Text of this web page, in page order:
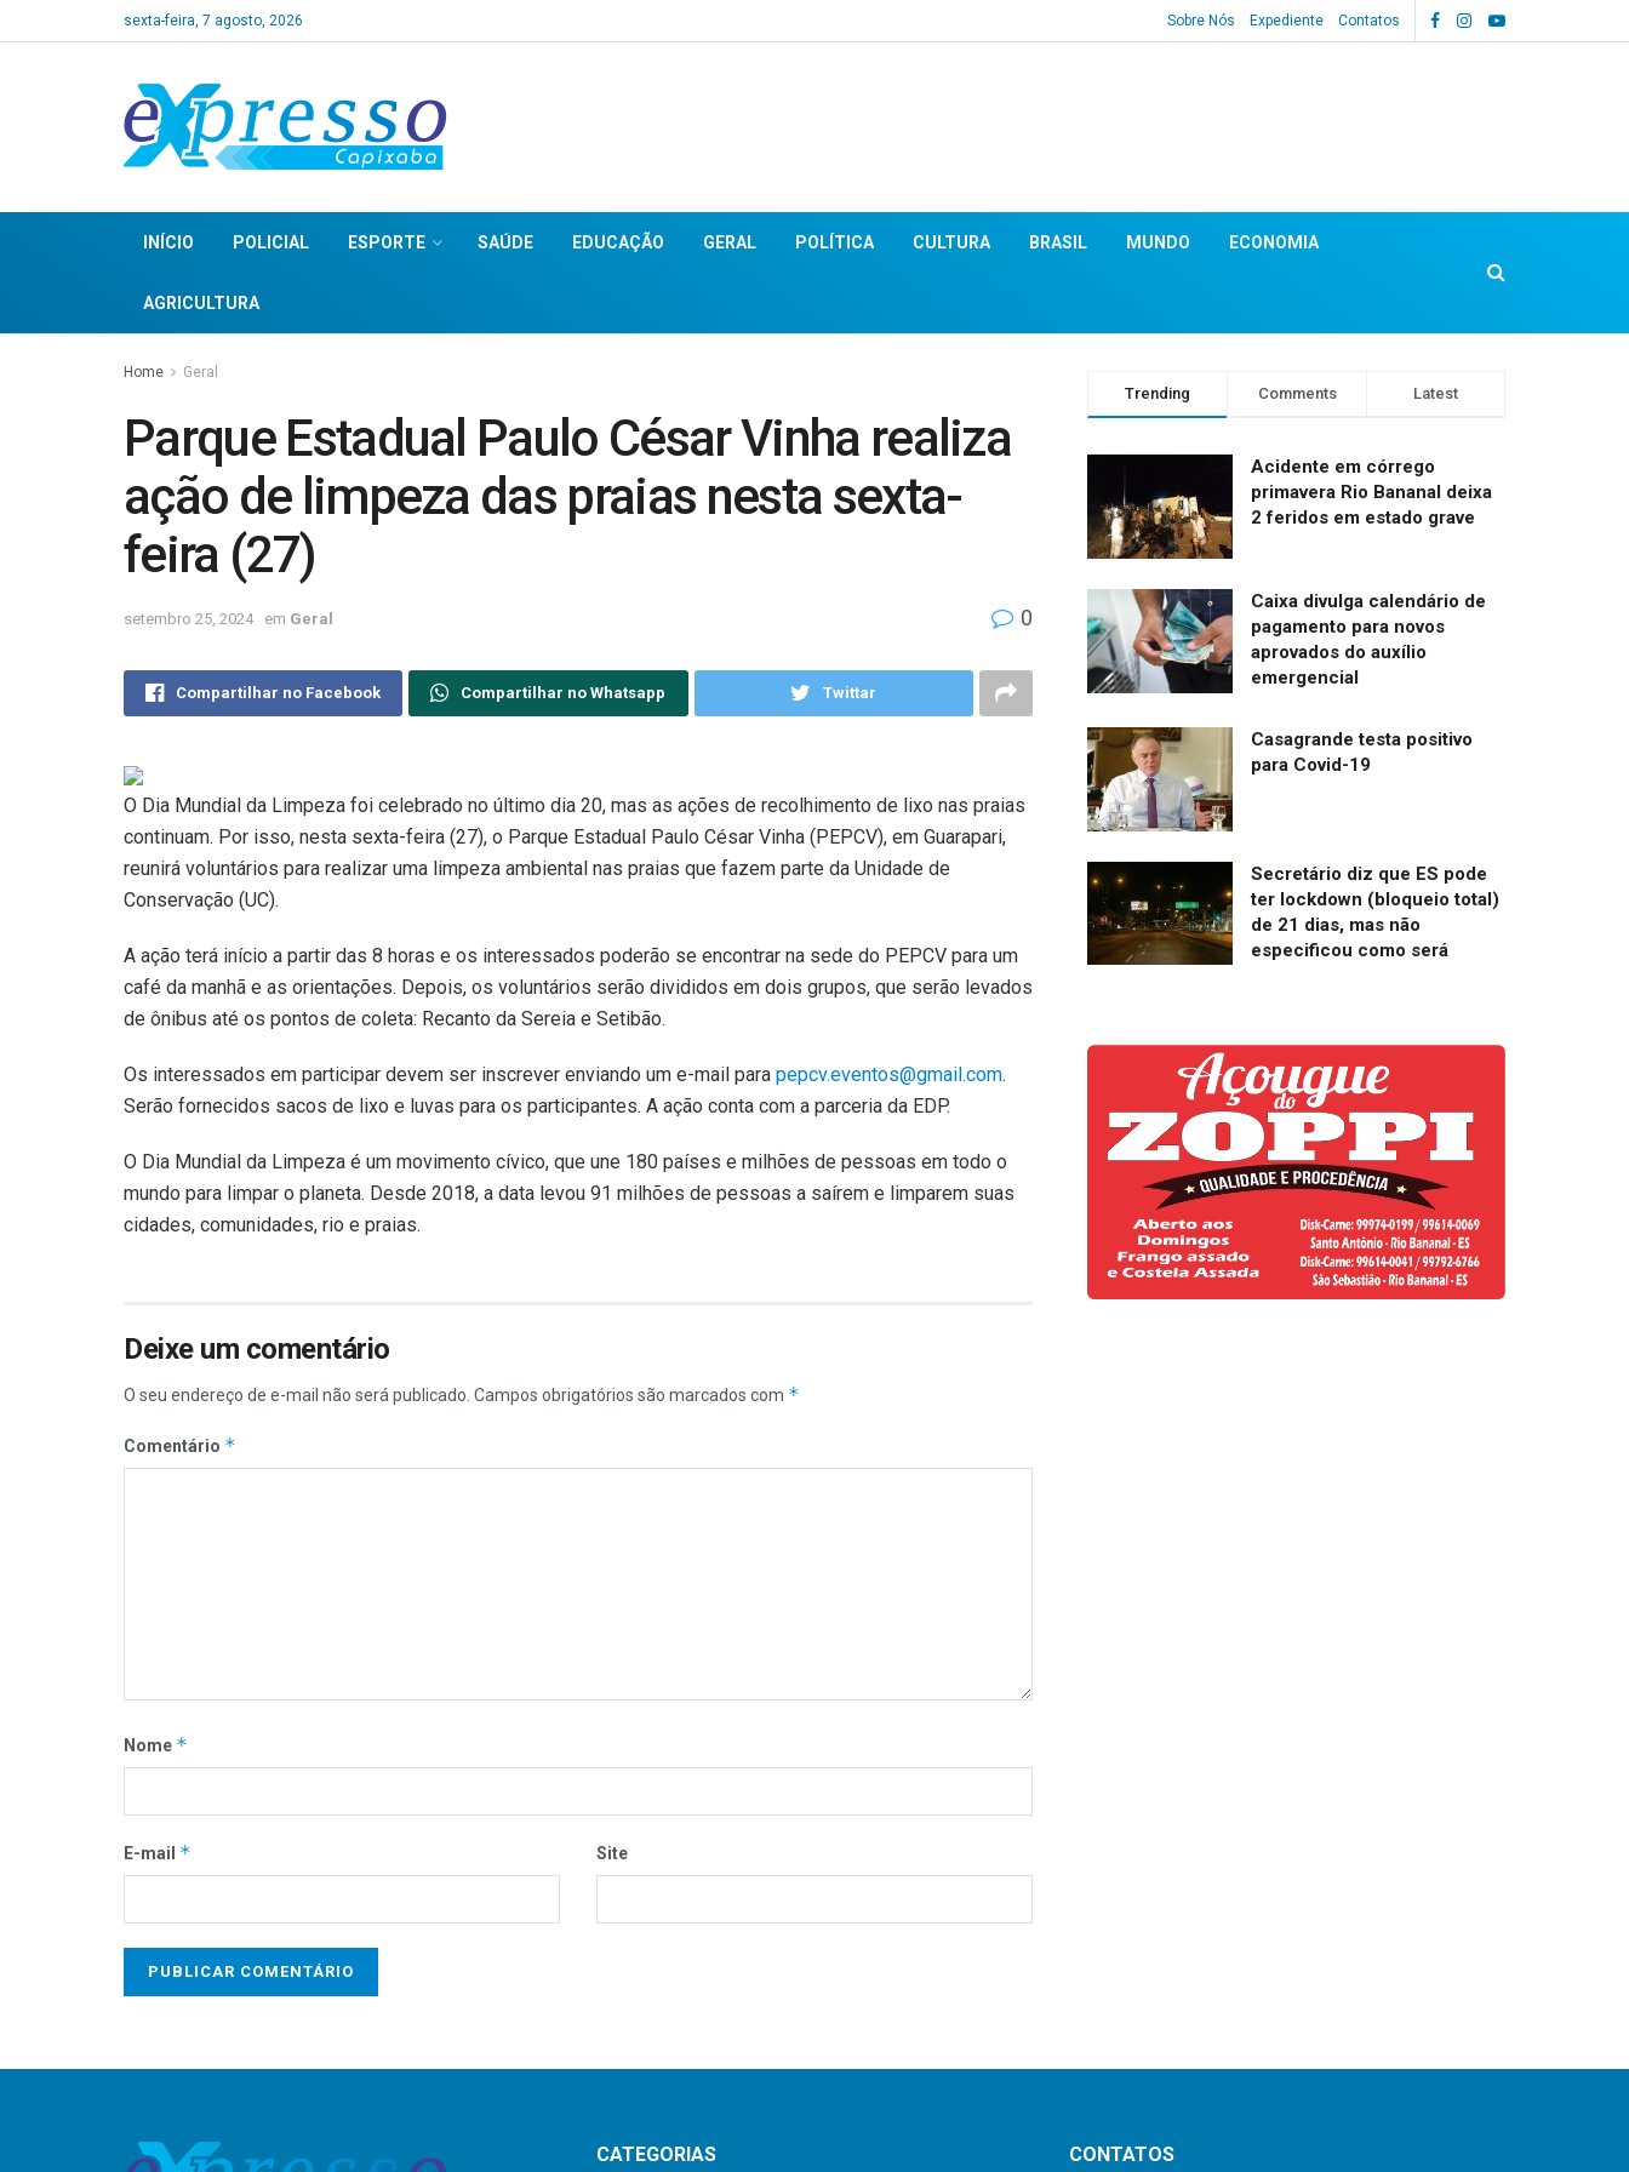
sexta-feira, 7 agosto, 2026 Sobre Nós Expediente Contatos
INÍCIO POLICIAL ESPORTE SAÚDE EDUCAÇÃO GERAL POLÍTICA CULTURA BRASIL MUNDO ECONOMIA
AGRICULTURA
Home Geral
Parque Estadual Paulo César Vinha realiza
ação de limpeza das praias nesta sexta-
feira (27)
setembro 25, 2024 em Geral 0
Compartilhar no Facebook Compartilhar no Whatsapp Twittar
O Dia Mundial da Limpeza foi celebrado no último dia 20, mas as ações de recolhimento de lixo nas praias
continuam. Por isso, nesta sexta-feira (27), o Parque Estadual Paulo César Vinha (PEPCV), em Guarapari,
reunirá voluntários para realizar uma limpeza ambiental nas praias que fazem parte da Unidade de
Conservação (UC).
A ação terá início a partir das 8 horas e os interessados poderão se encontrar na sede do PEPCV para um
café da manhã e as orientações. Depois, os voluntários serão divididos em dois grupos, que serão levados
de ônibus até os pontos de coleta: Recanto da Sereia e Setibão.
Os interessados em participar devem ser inscrever enviando um e-mail para pepcv.eventos@gmail.com.
Serão fornecidos sacos de lixo e luvas para os participantes. A ação conta com a parceria da EDP.
O Dia Mundial da Limpeza é um movimento cívico, que une 180 países e milhões de pessoas em todo o
mundo para limpar o planeta. Desde 2018, a data levou 91 milhões de pessoas a saírem e limparem suas
cidades, comunidades, rio e praias.
Deixe um comentário
O seu endereço de e-mail não será publicado. Campos obrigatórios são marcados com *
Comentário *
Nome *
E-mail * Site
Trending Comments Latest
Acidente em córrego
primavera Rio Bananal deixa
2 feridos em estado grave
Caixa divulga calendário de
pagamento para novos
aprovados do auxílio
emergencial
Casagrande testa positivo
para Covid-19
Secretário diz que ES pode
ter lockdown (bloqueio total)
de 21 dias, mas não
especificou como será
CATEGORIAS CONTATOS